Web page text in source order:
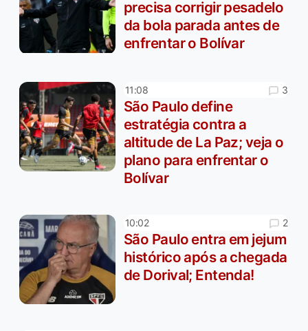
precisa corrigir pesadelo
da bola parada antes de
enfrentar o Bolívar
11:08 3
São Paulo define
estratégia contra a
altitude de La Paz; veja o
plano para enfrentar o
Bolívar
10:02 2
São Paulo entra em jejum
histórico após a chegada
de Dorival; Entenda!